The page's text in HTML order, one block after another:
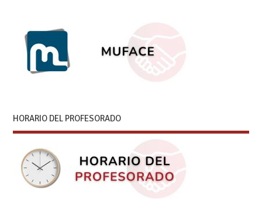
HORARIO DEL PROFESORADO